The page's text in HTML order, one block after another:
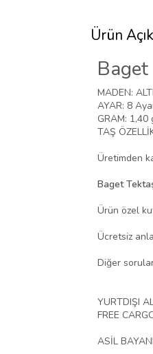
Ürün
Baget
MADEN:
AYAR: 8
GRAM: 1,40
TAŞ
Üretimden
Baget
Ürün özel
Ücretsiz
Diğer
YURTDIŞI
FREE
ASİL